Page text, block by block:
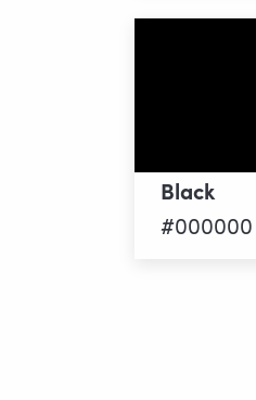
Black
#000000